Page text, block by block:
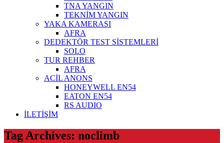
TNA YANGIN
TEKNİM YANGIN
YAKA KAMERASI
AFRA
DEDEKTÖR TEST SİSTEMLERİ
SOLO
TUR REHBER
AFRA
ACİL ANONS
HONEYWELL EN54
EATON EN54
RS AUDIO
İLETİŞİM
Tag Archives: noclimb